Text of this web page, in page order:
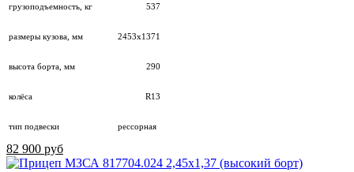
грузоподъемность, кг 537
размеры кузова, мм 2453х1371
высота борта, мм 290
колёса R13
тип подвески рессорная
82 900 руб